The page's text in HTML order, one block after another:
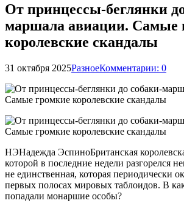
От принцессы-беглянки
маршала авиации. Самые
королевские скандалы
31 октября 2025РазноеКомментарии: 0
НЭНадежда ЭспиноБританская
которой в последние недели разгорелся
не единственная, которая периодически
первых полосах мировых таблоидов. В
попадали монаршие особы?